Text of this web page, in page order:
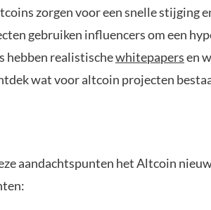
zorgen voor een snelle stijging
gebruiken influencers om een
hebben realistischewhitepapersen
wat voor altcoin projecten
aandachtspunten het Altcoin